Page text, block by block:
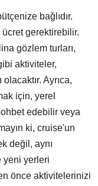
bağlıdır.
ücret gerektirebilir.
gözlem turları,
aktiviteler,
Ayrıca,
için, yerel
edebilir veya
ki, cruise'un
değil, aynı
yeni yerleri
önce aktivitelerinizi